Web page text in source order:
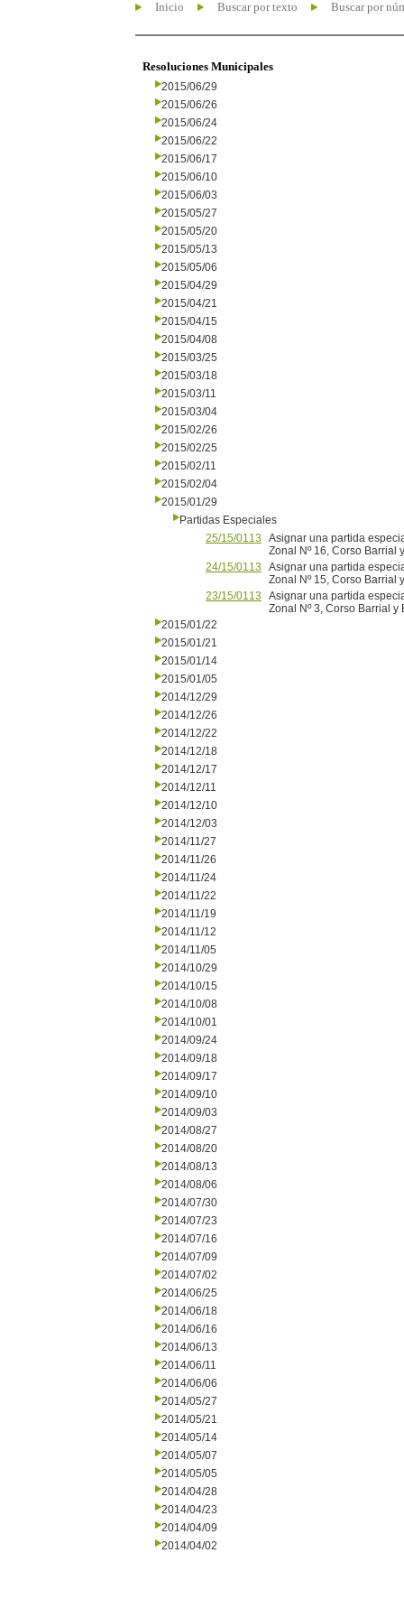
Inicio Buscar por texto Buscar por
Resoluciones Municipales
2015/06/29
2015/06/26
2015/06/24
2015/06/22
2015/06/17
2015/06/10
2015/06/03
2015/05/27
2015/05/20
2015/05/13
2015/05/06
2015/04/29
2015/04/21
2015/04/15
2015/04/08
2015/03/25
2015/03/18
2015/03/11
2015/03/04
2015/02/26
2015/02/25
2015/02/11
2015/02/04
2015/01/29
Partidas Especiales
25/15/0113
Asignar una partida
Zonal Nº 16, Corso Barrial
24/15/0113
Asignar una partida
Zonal Nº 15, Corso Barrial
23/15/0113
Asignar una partida
Zonal Nº 3, Corso Barrial y
2015/01/22
2015/01/21
2015/01/14
2015/01/05
2014/12/29
2014/12/26
2014/12/22
2014/12/18
2014/12/17
2014/12/11
2014/12/10
2014/12/03
2014/11/27
2014/11/26
2014/11/24
2014/11/22
2014/11/19
2014/11/12
2014/11/05
2014/10/29
2014/10/15
2014/10/08
2014/10/01
2014/09/24
2014/09/18
2014/09/17
2014/09/10
2014/09/03
2014/08/27
2014/08/20
2014/08/13
2014/08/06
2014/07/30
2014/07/23
2014/07/16
2014/07/09
2014/07/02
2014/06/25
2014/06/18
2014/06/16
2014/06/13
2014/06/11
2014/06/06
2014/05/27
2014/05/21
2014/05/14
2014/05/07
2014/05/05
2014/04/28
2014/04/23
2014/04/09
2014/04/02